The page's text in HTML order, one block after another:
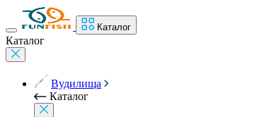
Каталог
Каталог
Вудилища
Каталог